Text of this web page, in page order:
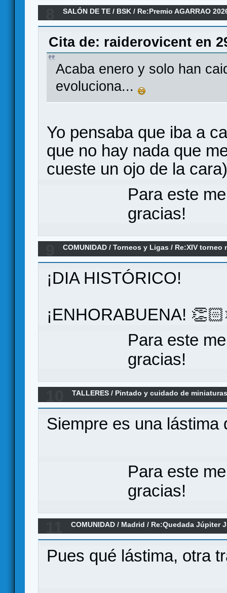
SALÓN DE TE / BSK / Re:Premio AGARRAO
Cita de: raiderovicent en
Acaba enero y solo han
evoluciona...
Yo pensaba que iba a
que no hay nada que
cueste un ojo de la cara)
Para este
gracias!
COMUNIDAD /Torneos y Ligas / Re:XIV torneo
¡DIA HISTÓRICO!
¡ENHORABUENA!
Para este
gracias!
TALLERES / Pintado y cuidado de
Siempre es una lástima
Para este
gracias!
COMUNIDAD / Madrid / Re:Quedada Júpiter
Pues qué lástima, otra